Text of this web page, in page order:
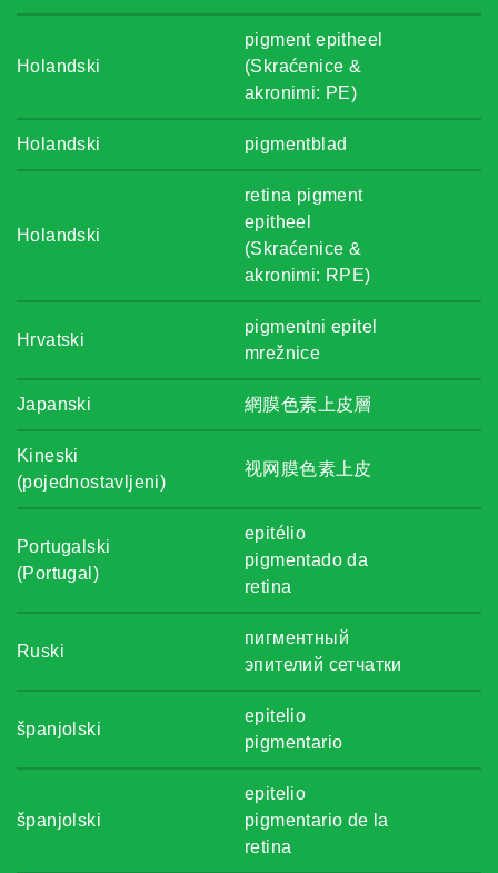
Holandski
pigment epitheel
(Skraćenice &
akronimi: PE)
Holandski pigmentblad
Holandski
retina pigment
epitheel
(Skraćenice &
akronimi: RPE)
Hrvatski
pigmentni epitel
mrežnice
Japanski 網膜色素上皮層
Kineski
(pojednostavljeni)
视网膜色素上皮
Portugalski
(Portugal)
epitélio
pigmentado da
retina
Ruski
пигментный
эпителий сетчатки
španjolski
epitelio
pigmentario
španjolski
epitelio
pigmentario de la
retina